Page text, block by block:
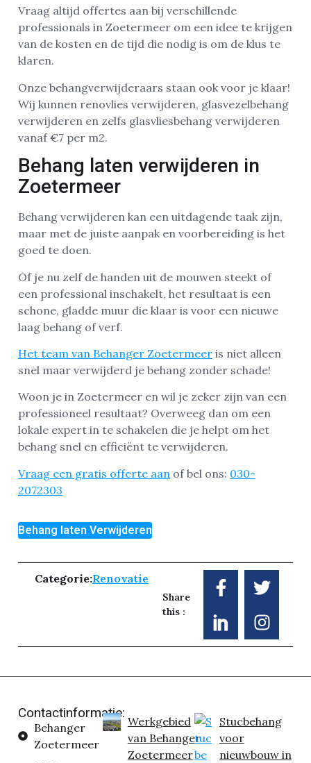
Vraag altijd offertes aan bij verschillende
professionals in Zoetermeer om een idee te krijgen
van de kosten en de tijd die nodig is om de klus te
klaren.
Onze behangverwijderaars staan ook voor je klaar!
Wij kunnen renovlies verwijderen, glasvezelbehang
verwijderen en zelfs glasvliesbehang verwijderen
vanaf €7 per m2.
Behang laten verwijderen in
Zoetermeer
Behang verwijderen kan een uitdagende taak zijn,
maar met de juiste aanpak en voorbereiding is het
goed te doen.
Of je nu zelf de handen uit de mouwen steekt of
een professional inschakelt, het resultaat is een
schone, gladde muur die klaar is voor een nieuwe
laag behang of verf.
Het team van Behanger Zoetermeer is niet alleen
snel maar verwijderd je behang zonder schade!
Woon je in Zoetermeer en wil je zeker zijn van een
professioneel resultaat? Overweeg dan om een
lokale expert in te schakelen die je helpt om het
behang snel en efficiënt te verwijderen.
Vraag een gratis offerte aan of bel ons: 030-
2072303
Behang laten Verwijderen
Categorie:Renovatie
Share
this :
Contactinformatie:
Behanger
Zoetermeer
Werkgebied
van Behanger
Zoetermeer
Stucbehang
voor
nieuwbouw in